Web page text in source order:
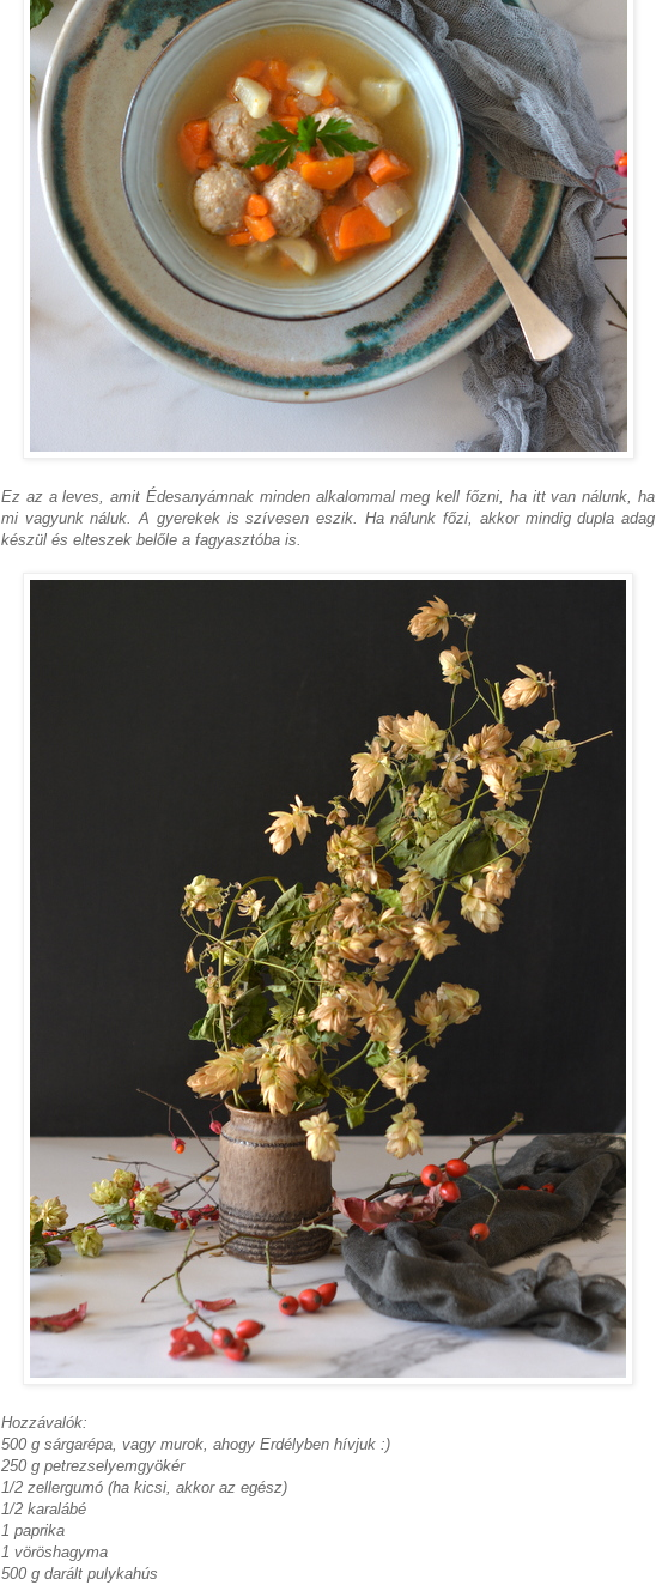
Ez az a leves, amit Édesanyámnak minden alkalommal meg kell főzni, ha itt van nálunk, ha
mi vagyunk náluk. A gyerekek is szívesen eszik. Ha nálunk főzi, akkor mindig dupla adag
készül és elteszek belőle a fagyasztóba is.
Hozzávalók:
500 g sárgarépa, vagy murok, ahogy Erdélyben hívjuk :)
250 g petrezselyemgyökér
1/2 zellergumó (ha kicsi, akkor az egész)
1/2 karalábé
1 paprika
1 vöröshagyma
500 g darált pulykahús